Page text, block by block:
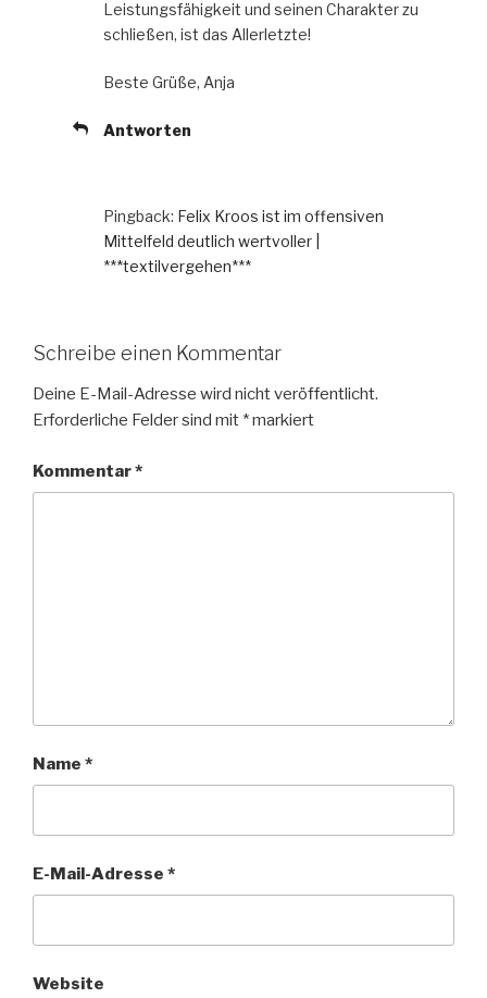
Leistungsfähigkeit und seinen Charakter zu
schließen, ist das Allerletzte!
Beste Grüße, Anja
Antworten
Pingback: Felix Kroos ist im offensiven
Mittelfeld deutlich wertvoller |
***textilvergehen***
Schreibe einen Kommentar
Deine E-Mail-Adresse wird nicht veröffentlicht.
Erforderliche Felder sind mit *markiert
Kommentar*
Name *
E-Mail-Adresse *
Website